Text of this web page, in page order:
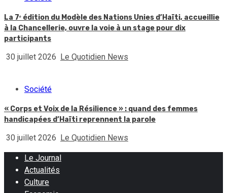
La 7ᵉ édition du Modèle des Nations Unies d’Haïti, accueillie
à la Chancellerie, ouvre la voie à un stage pour dix
participants
30 juillet 2026 Le Quotidien News
Société
« Corps et Voix de la Résilience » : quand des femmes
handicapées d’Haïti reprennent la parole
30 juillet 2026 Le Quotidien News
Le Journal
Actualités
Culture